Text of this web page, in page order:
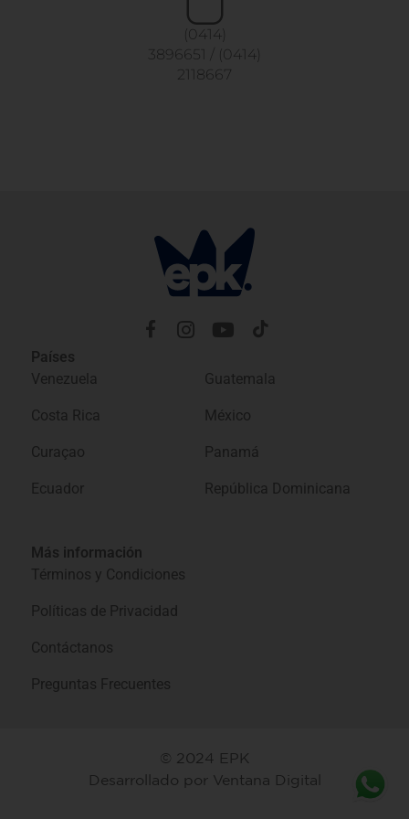
(0414)
3896651
(0414)
2118667
Países
Venezuela
Costa Rica
Curaçao
Ecuador
Guatemala
México
Panamá
República Dominicana
Más información
Términos y Condiciones
Políticas de Privacidad
Contáctanos
Preguntas Frecuentes
© 2024 EPK
Desarrollado por Ventana Digital